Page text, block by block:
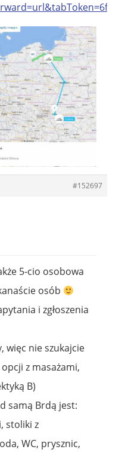
#152697
5-cio osobowa
osób
i zgłoszenia
więc nie szukajcie
z masażami,
B)
samą Brdą jest:
stoliki z
WC, prysznic,